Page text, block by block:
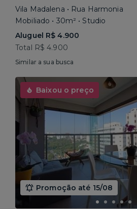
Vila Madalena • Rua Harmonia
Mobiliado • 30m² • Studio
Aluguel R$ 4.900
Total R$ 4.900
Similar a sua busca
Baixou o preço
Promoção até 15/08